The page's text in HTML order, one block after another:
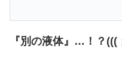
『別の液体』…！？(((